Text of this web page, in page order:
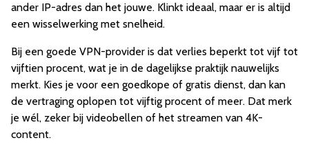
ander IP-adres dan het jouwe. Klinkt ideaal, maar er is altijd
een wisselwerking met snelheid.
Bij een goede VPN-provider is dat verlies beperkt tot vijf tot
vijftien procent, wat je in de dagelijkse praktijk nauwelijks
merkt. Kies je voor een goedkope of gratis dienst, dan kan
de vertraging oplopen tot vijftig procent of meer. Dat merk
je wél, zeker bij videobellen of het streamen van 4K-
content.